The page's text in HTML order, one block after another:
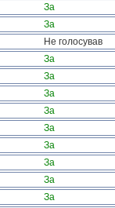
За
За
Не голосував
За
За
За
За
За
За
За
За
За